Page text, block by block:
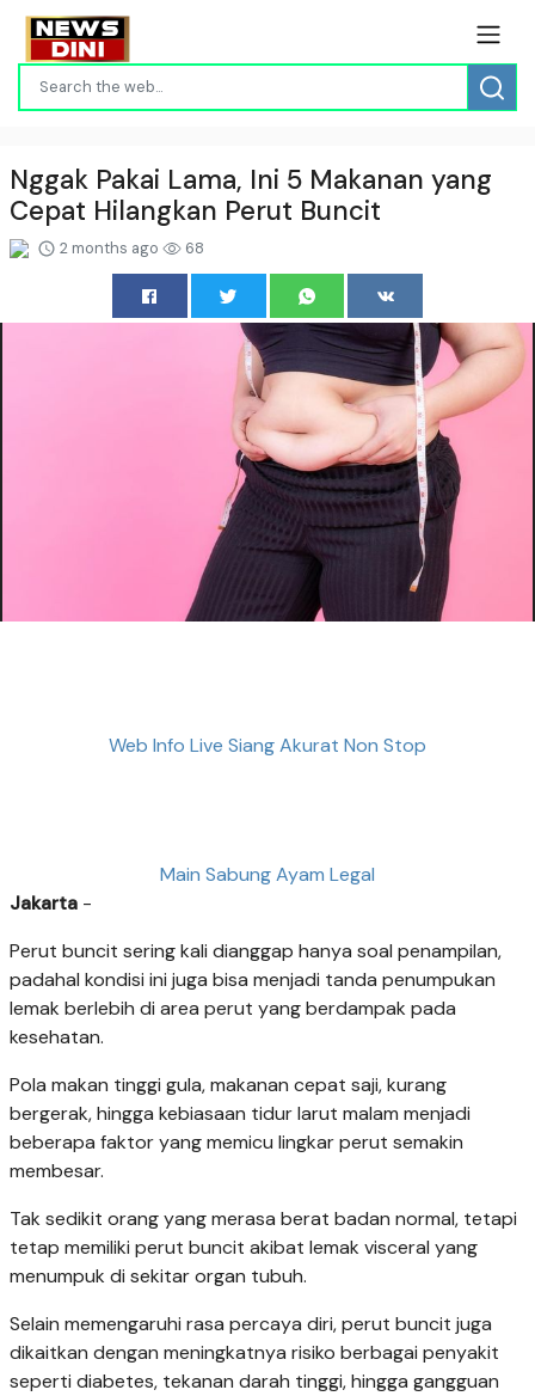
Nggak Pakai Lama, Ini 5 Makanan yang
Cepat Hilangkan Perut Buncit
2 months ago 68
Web Info Live Siang Akurat Non Stop
Main Sabung Ayam Legal
Jakarta -
Perut buncit sering kali dianggap hanya soal penampilan,
padahal kondisi ini juga bisa menjadi tanda penumpukan
lemak berlebih di area perut yang berdampak pada
kesehatan.
Pola makan tinggi gula, makanan cepat saji, kurang
bergerak, hingga kebiasaan tidur larut malam menjadi
beberapa faktor yang memicu lingkar perut semakin
membesar.
Tak sedikit orang yang merasa berat badan normal, tetapi
tetap memiliki perut buncit akibat lemak visceral yang
menumpuk di sekitar organ tubuh.
Selain memengaruhi rasa percaya diri, perut buncit juga
dikaitkan dengan meningkatnya risiko berbagai penyakit
seperti diabetes, tekanan darah tinggi, hingga gangguan